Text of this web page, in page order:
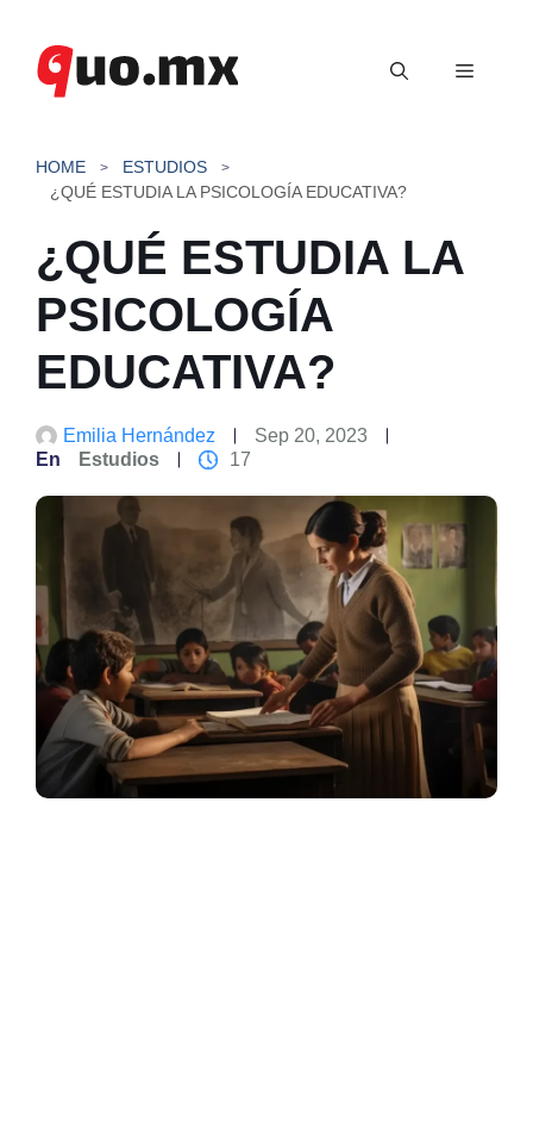
contenido
Menú
HOME
ESTUDIOS
¿QUÉ ESTUDIA LA PSICOLOGÍA EDUCATIVA?
¿QUÉ ESTUDIA LA
PSICOLOGÍA
EDUCATIVA?
Emilia Hernández
Sep 20, 2023
En
Estudios 17